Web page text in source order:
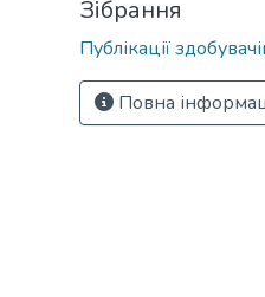
Зібрання
Публікації
Повна